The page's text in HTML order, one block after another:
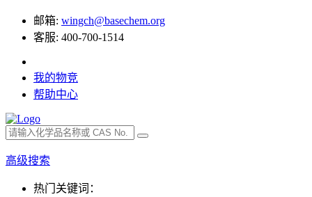
邮箱: wingch@basechem.org
客服: 400-700-1514
我的物竞
帮助中心
高级搜索
热门关键词：